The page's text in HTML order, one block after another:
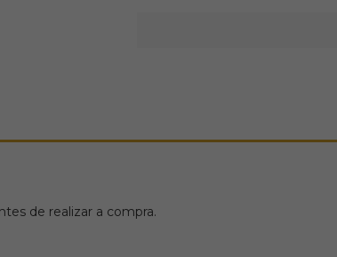
de realizar a compra.